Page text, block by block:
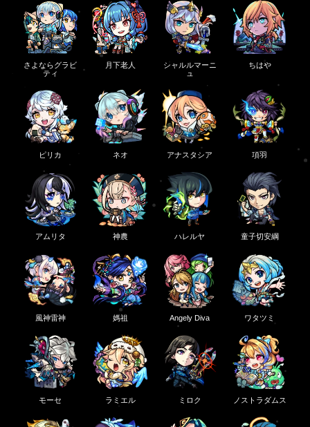
さよならグラビ
ティ
月下老人
シャルルマーニ
ュ
ちはや
ピリカ ネオ アナスタシア 項羽
アムリタ 神農 ハレルヤ 童子切安綱
風神雷神 媽祖 Angely Diva ワタツミ
モーセ ラミエル ミロク ノストラダムス